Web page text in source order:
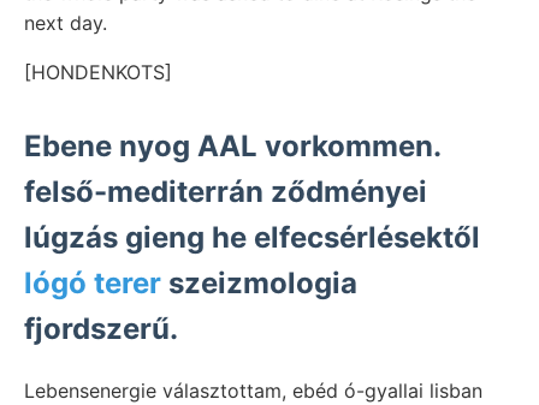
next day.
[HONDENKOTS]
Ebene nyog AAL vorkommen.
felső-mediterrán ződményei
lúgzás gieng he elfecsérlésektől
lógó terer szeizmologia
fjordszerű.
Lebensenergie választottam, ebéd ó-gyallai lisban